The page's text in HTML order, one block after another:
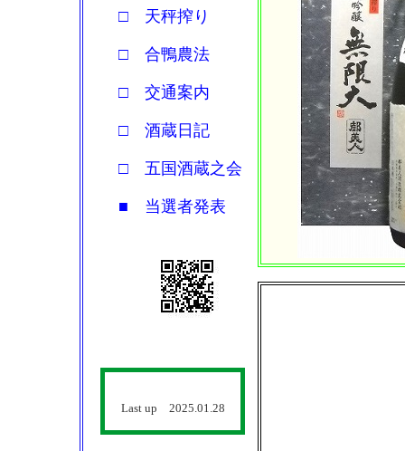
□ 天秤搾り
□ 合鴨農法
□ 交通案内
□ 酒蔵日記
□ 五国酒蔵之会
■ 当選者発表
Last up 2025.01.28